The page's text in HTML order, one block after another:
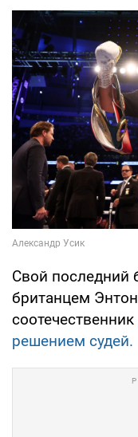
Свой последний
британцем
соотечественник
решением судей.